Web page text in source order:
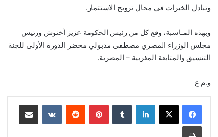
وتبادل الخبرات في مجال ترويج الاستثمار.
وبهذه المناسبة، وقع كل من رئيس الحكومة عزيز أخنوش ورئيس
مجلس الوزراء المصري مصطفى مدبولي محضر الدورة الأولى للجنة
التنسيق والمتابعة المغربية – المصرية.
و.م.ع
لينكدإن بينتيريست مشاركة عبر البريد
طباعة